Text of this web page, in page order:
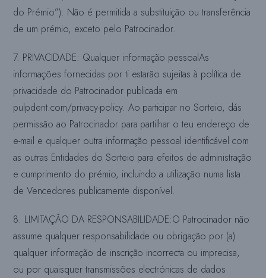
do Prémio”). Não é permitida a substituição ou transferência
de um prémio, exceto pelo Patrocinador.
7. PRIVACIDADE: Qualquer informação pessoalAs
informações fornecidas por ti estarão sujeitas à política de
privacidade do Patrocinador publicada em
pulpdent.com/privacy-policy. Ao participar no Sorteio, dás
permissão ao Patrocinador para partilhar o teu endereço de
e-mail e qualquer outra informação pessoal identificável com
as outras Entidades do Sorteio para efeitos de administração
e cumprimento do prémio, incluindo a utilização numa lista
de Vencedores publicamente disponível.
8. LIMITAÇÃO DA RESPONSABILIDADE:O Patrocinador não
assume qualquer responsabilidade ou obrigação por (a)
qualquer informação de inscrição incorrecta ou imprecisa,
ou por quaisquer transmissões electrónicas de dados